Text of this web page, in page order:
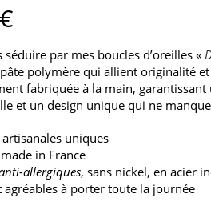
€
séduire par mes boucles d’oreilles «
polymère qui allient originalité et
fabriquée à la main,
et un design unique qui ne
uniques
in France
allergiques, sans nickel, en acier
agréables à porter toute la journée